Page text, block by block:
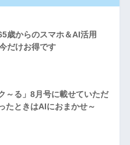
歳からのスマホ＆AI活用
だけお得です
～る」8月号に載せていただ
たときはAIにおまかせ～